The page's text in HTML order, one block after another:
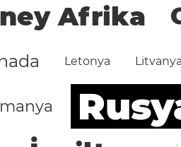
Afrika
Letonya Litvanya